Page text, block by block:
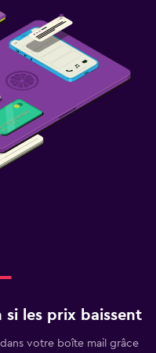
si les prix baissent
votre boîte mail grâce